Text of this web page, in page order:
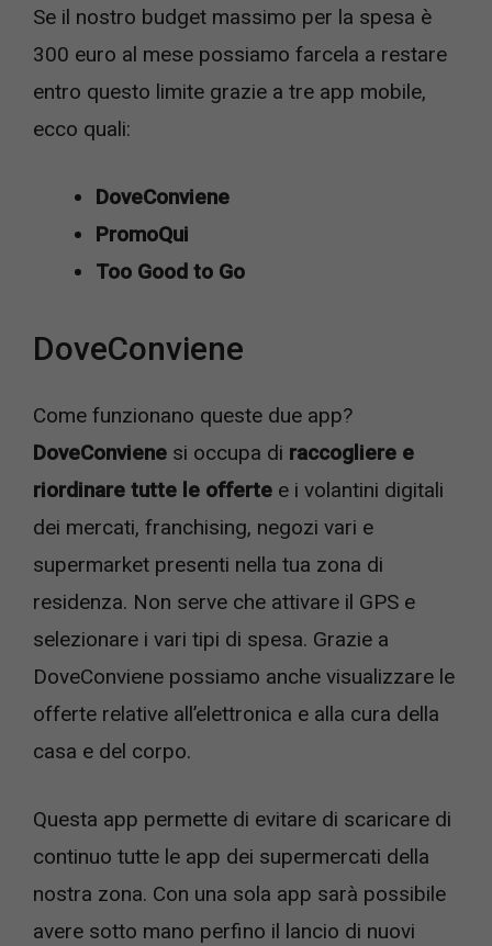
Se il nostro budget massimo per la spesa è
300 euro al mese possiamo farcela a restare
entro questo limite grazie a tre app mobile,
ecco quali:
DoveConviene
PromoQui
Too Good to Go
DoveConviene
Come funzionano queste due app?
DoveConviene si occupa di raccogliere e
riordinare tutte le offerte e i volantini digitali
dei mercati, franchising, negozi vari e
supermarket presenti nella tua zona di
residenza. Non serve che attivare il GPS e
selezionare i vari tipi di spesa. Grazie a
DoveConviene possiamo anche visualizzare le
offerte relative all’elettronica e alla cura della
casa e del corpo.
Questa app permette di evitare di scaricare di
continuo tutte le app dei supermercati della
nostra zona. Con una sola app sarà possibile
avere sotto mano perfino il lancio di nuovi